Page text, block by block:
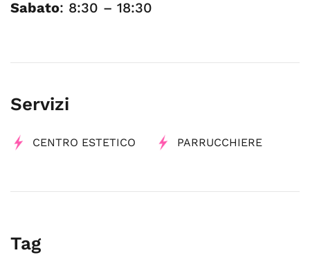
Sabato: 8:30 – 18:30
Servizi
CENTRO ESTETICO PARRUCCHIERE
Tag